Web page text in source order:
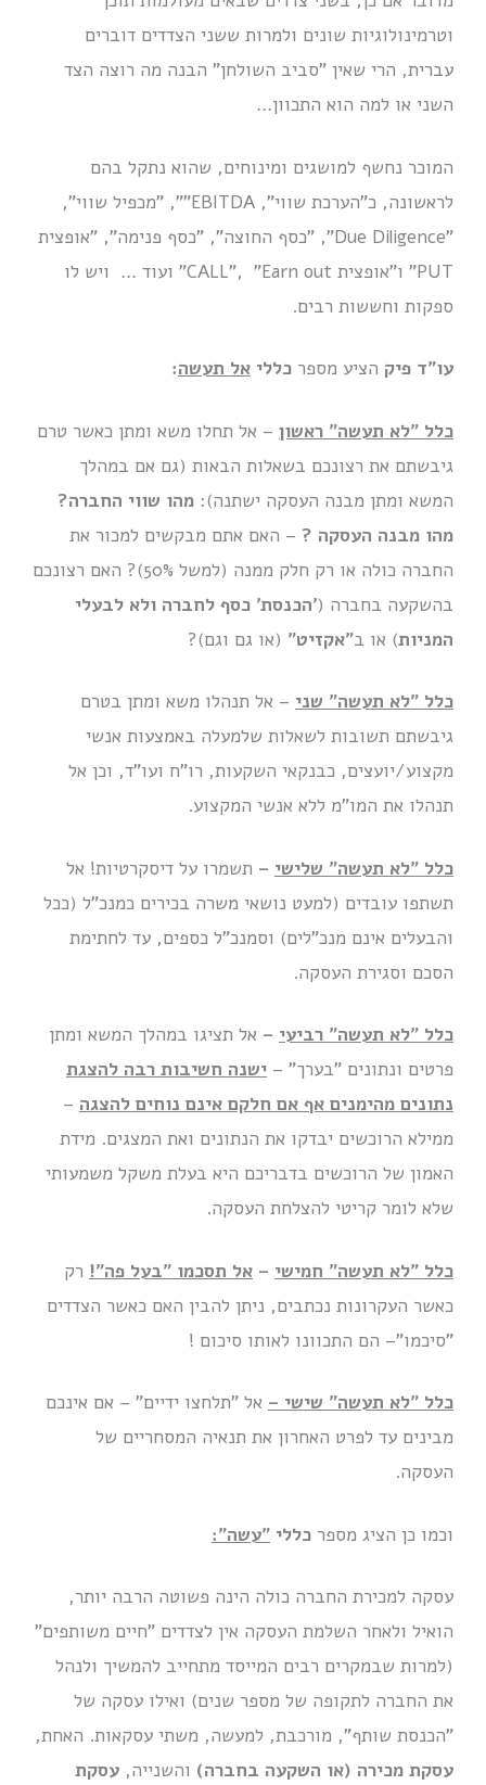
וטרמינולוגיות שונים ולמרות ששני הצדדים דוברים
עברית, הרי שאין "סביב השולחן" הבנה מה רוצה הצד
השני או למה הוא התכוון…
המוכר נחשף למושגים ומינוחים, שהוא נתקל בהם
לראשונה, כ"הערכת שווי", EBITDA"", "מכפיל שווי",
"Due Diligence", "כסף החוצה", "כסף פנימה", "אופצית
PUT" ו"אופצית CALL", "Earn out" ועוד … ויש לו
ספקות וחששות רבים.
עו"ד פיק הציע מספר כללי אל תעשה:
כלל "לא תעשה" ראשון – אל תחלו משא ומתן כאשר טרם
גיבשתם את רצונכם בשאלות הבאות (גם אם במהלך
המשא ומתן מבנה העסקה ישתנה): מהו שווי החברה?
מהו מבנה העסקה ? – האם אתם מבקשים למכור את
החברה כולה או רק חלק ממנה (למשל 50%)? האם רצונכם
בהשקעה בחברה ('הכנסת' כסף לחברה ולא לבעלי
המניות) או ב"אקזיט" (או גם וגם)?
כלל "לא תעשה" שני – אל תנהלו משא ומתן בטרם
גיבשתם תשובות לשאלות שלמעלה באמצעות אנשי
מקצוע/יועצים, כבנקאי השקעות, רו"ח ועו"ד, וכן אל
תנהלו את המו"מ ללא אנשי המקצוע.
כלל "לא תעשה" שלישי – תשמרו על דיסקרטיות! אל
תשתפו עובדים (למעט נושאי משרה בכירים כמנכ"ל (ככל
והבעלים אינם מנכ"לים) וסמנכ"ל כספים, עד לחתימת
הסכם וסגירת העסקה.
כלל "לא תעשה" רביעי – אל תציגו במהלך המשא ומתן
פרטים ונתונים "בערך" – ישנה חשיבות רבה להצגת
נתונים מהימנים אף אם חלקם אינם נוחים להצגה –
ממילא הרוכשים יבדקו את הנתונים ואת המצגים. מידת
האמון של הרוכשים בדבריכם היא בעלת משקל משמעותי
שלא לומר קריטי להצלחת העסקה.
כלל "לא תעשה" חמישי – אל תסכמו "בעל פה"! רק
כאשר העקרונות נכתבים, ניתן להבין האם כאשר הצדדים
"סיכמו"– הם התכוונו לאותו סיכום !
כלל "לא תעשה" שישי – אל "תלחצו ידיים" – אם אינכם
מבינים עד לפרט האחרון את תנאיה המסחריים של
העסקה.
וכמו כן הציג מספר כללי "עשה":
עסקה למכירת החברה כולה הינה פשוטה הרבה יותר,
הואיל ולאחר השלמת העסקה אין לצדדים "חיים משותפים"
(למרות שבמקרים רבים המייסד מתחייב להמשיך ולנהל
את החברה לתקופה של מספר שנים) ואילו עסקה של
"הכנסת שותף", מורכבת, למעשה, משתי עסקאות. האחת,
עסקת מכירה (או השקעה בחברה) והשנייה, עסקת